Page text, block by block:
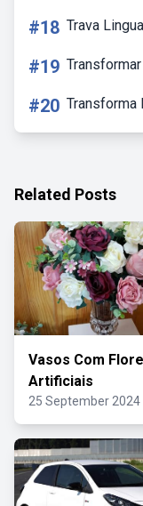
#18 Trava
#19
#20 Transforma
Related Posts
Vasos Com
Artificiais
25 September 2024